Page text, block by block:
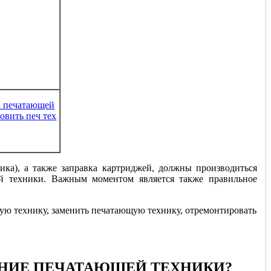
а также заправка картриджей, должны производиться
техники. Важным моментом является также правильное
ПЕЧАТАЮЩЕЙ ТЕХНИКИ?